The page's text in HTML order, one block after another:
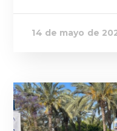
14 de mayo de